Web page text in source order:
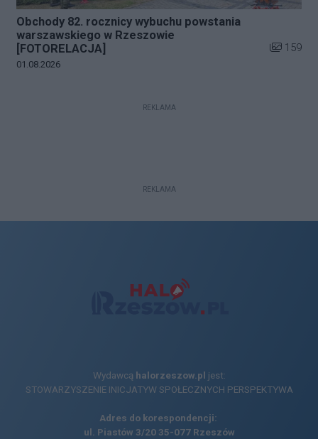
Obchody 82. rocznicy wybuchu powstania
warszawskiego w Rzeszowie
[FOTORELACJA]
Liczba
159
Data dodania galerii:
01.08.2026
REKLAMA
REKLAMA
Wydawcą halorzeszow.pl jest:
STOWARZYSZENIE INICJATYW SPOŁECZNYCH PERSPEKTYWA
Adres do korespondencji:
ul. Piastów 3/20 35-077 Rzeszów